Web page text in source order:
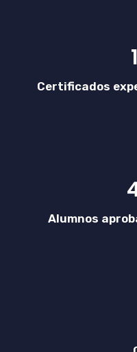
Certificados
Alumnos